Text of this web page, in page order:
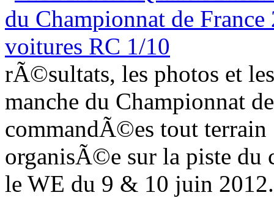
rÃ©sultats, les photos et
manche du Championnat
commandÃ©es tout
organisÃ©e sur la piste
le WE du 9 & 10 juin